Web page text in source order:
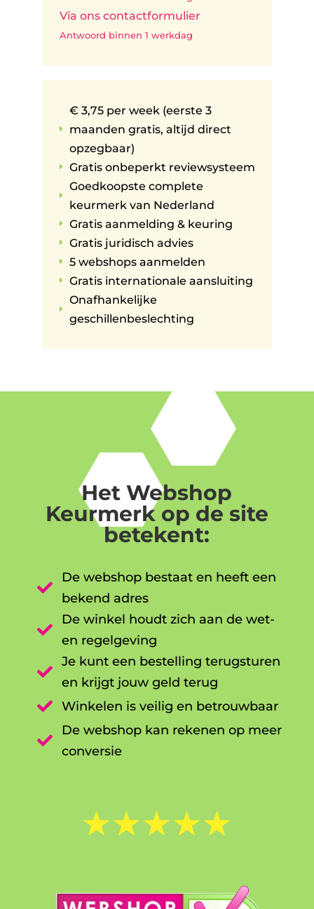
Via ons contactformulier
Antwoord binnen 1 werkdag
E
€ 3,75 per week (eerste 3
maanden gratis, altijd direct
opzegbaar)
E Gratis onbeperkt reviewsysteem
E
Goedkoopste complete
keurmerk van Nederland
E Gratis aanmelding & keuring
E Gratis juridisch advies
E 5 webshops aanmelden
E Gratis internationale aansluiting
E
Onafhankelijke
geschillenbeslechting
Het Webshop
Keurmerk op de site
betekent:

De webshop bestaat en heeft een
bekend adres

De winkel houdt zich aan de wet-
en regelgeving

Je kunt een bestelling terugsturen
en krijgt jouw geld terug

Winkelen is veilig en betrouwbaar

De webshop kan rekenen op meer
conversie
☆☆☆☆☆